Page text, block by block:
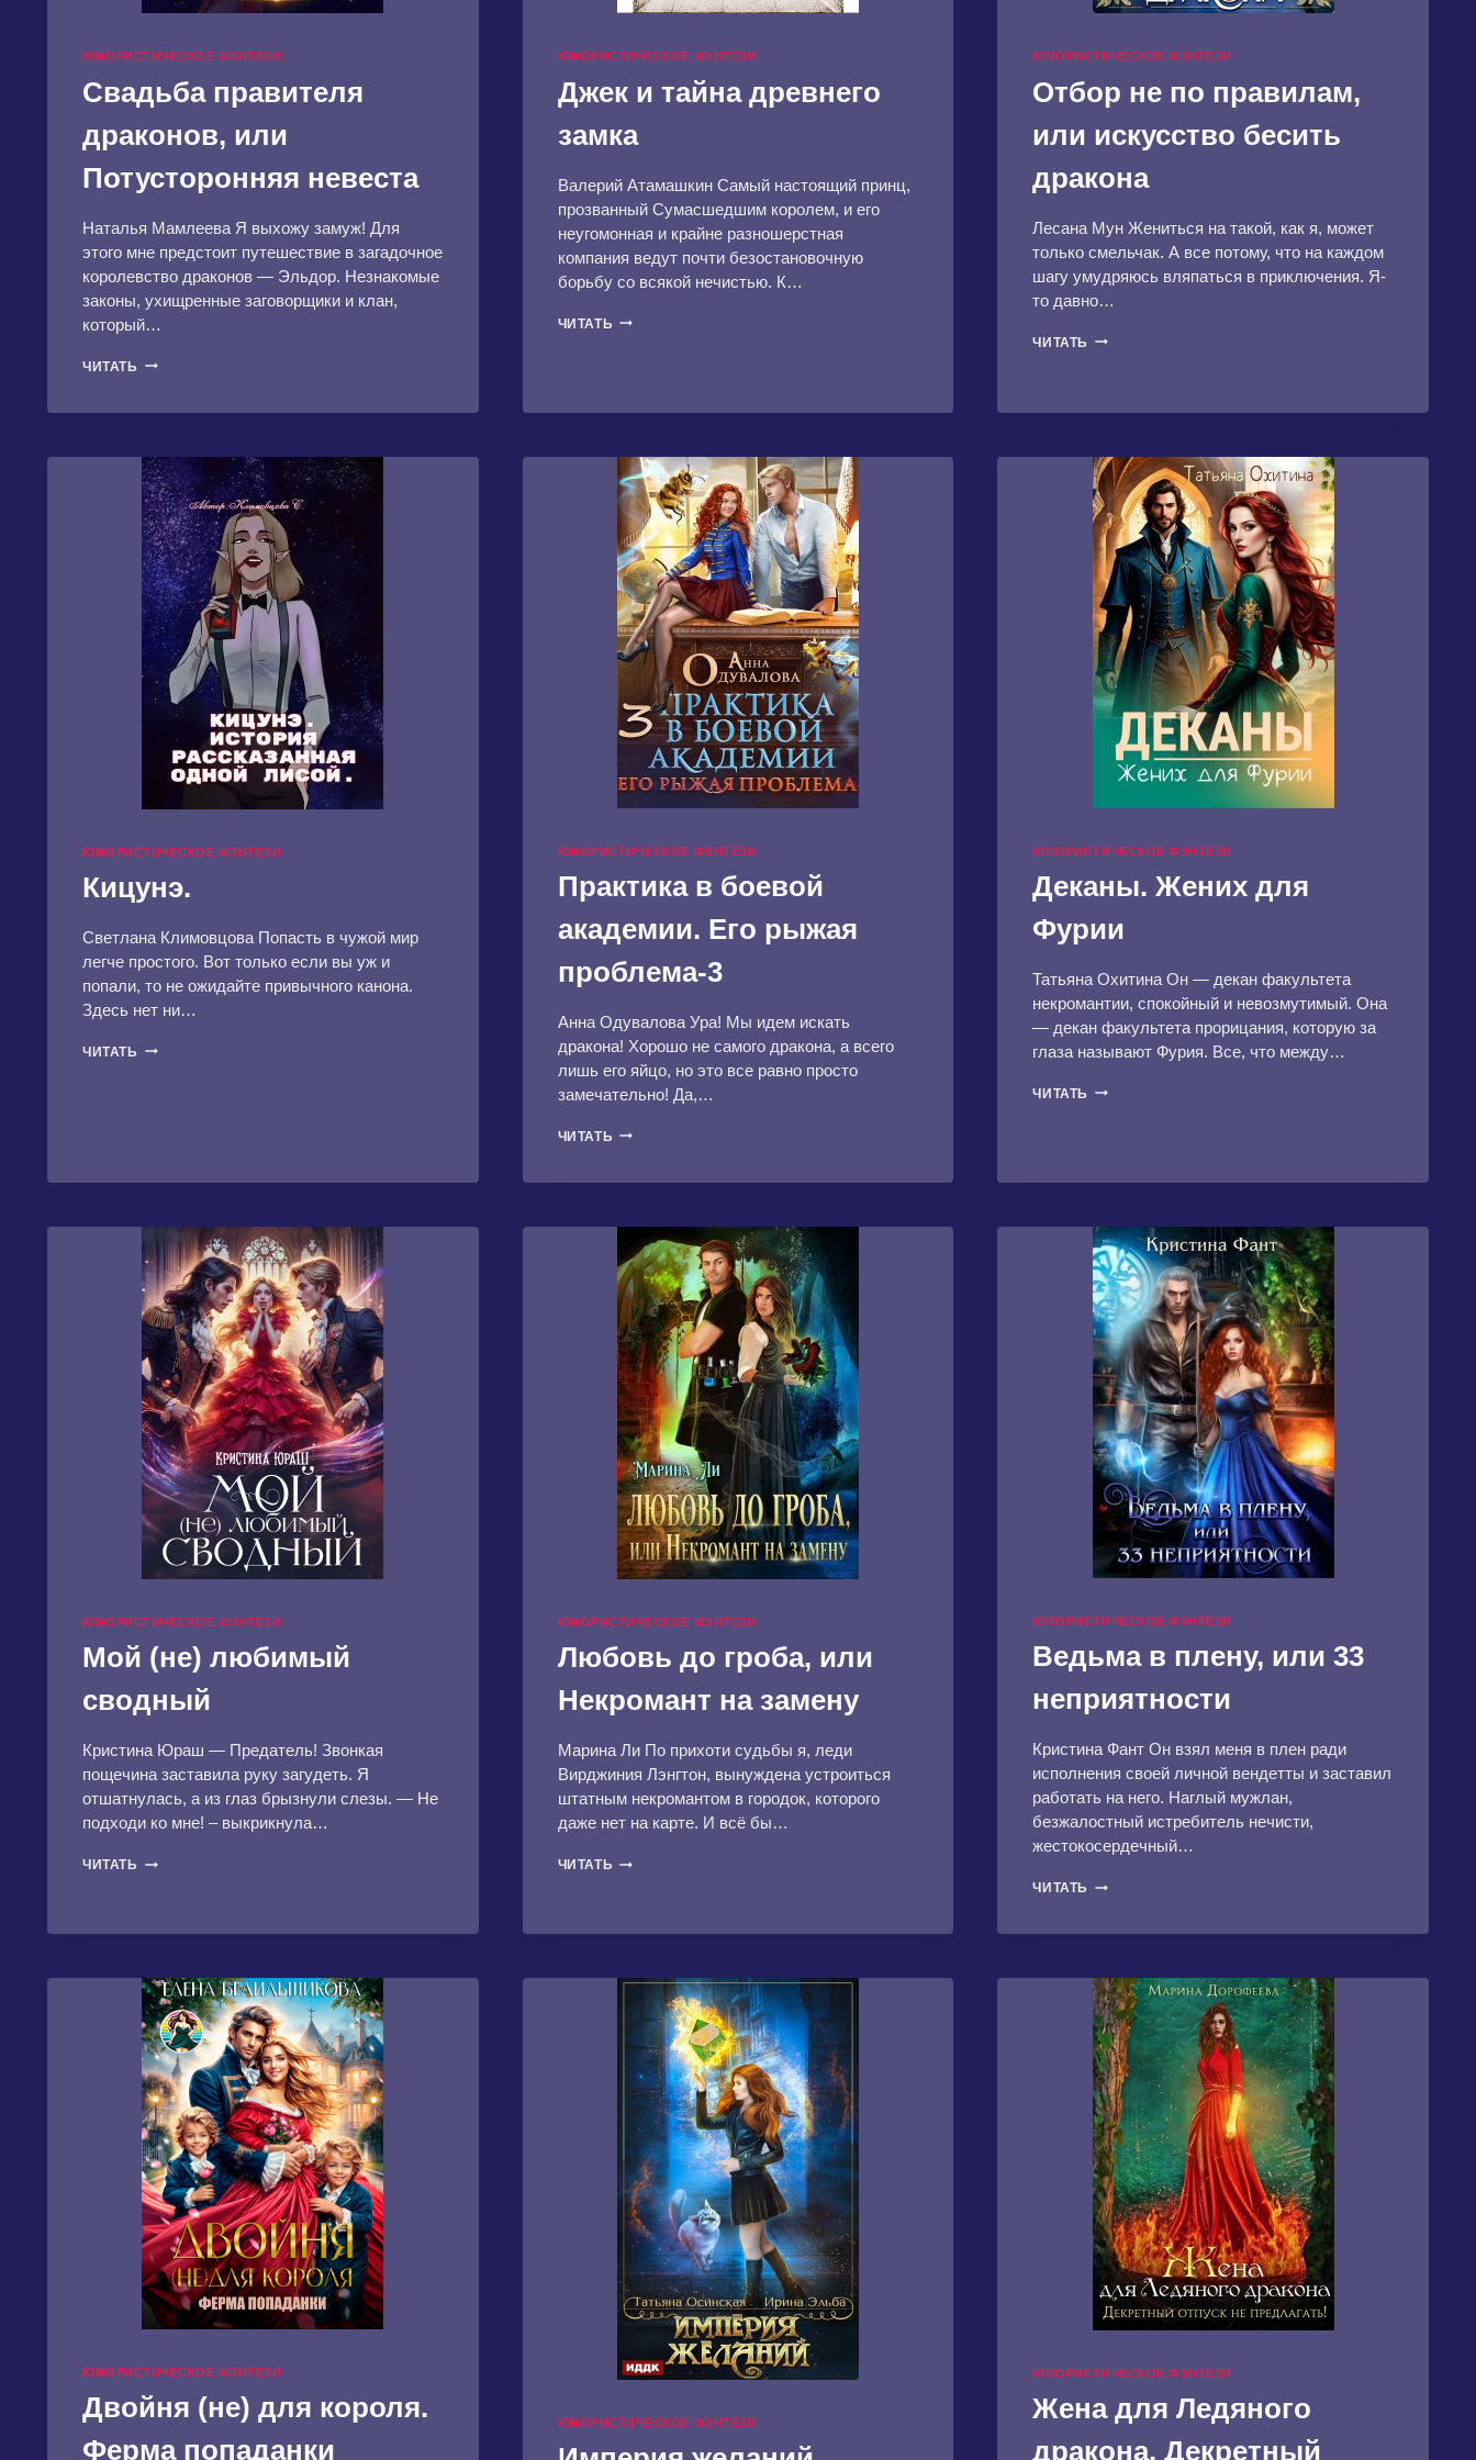
ЮМОРИСТИЧЕСКОЕ ФЭНТЕЗИ
Свадьба правителя
драконов, или
Потусторонняя невеста
Наталья Мамлеева Я выхожу замуж! Для
этого мне предстоит путешествие в загадочное
королевство драконов — Эльдор. Незнакомые
законы, ухищренные заговорщики и клан,
который…
ЧИТАТЬ СВАДЬБА
НЕВЕСТА
ЮМОРИСТИЧЕСКОЕ ФЭНТЕЗИ
Джек и тайна древнего
замка
Валерий Атамашкин Самый настоящий принц,
прозванный Сумасшедшим королем, и его
неугомонная и крайне разношерстная
компания ведут почти безостановочную
борьбу со всякой нечистью. К…
ЧИТАТЬ ДЖЕК
ЮМОРИСТИЧЕСКОЕ ФЭНТЕЗИ
Отбор не по правилам,
или искусство бесить
дракона
Лесана Мун Жениться на такой, как я, может
только смельчак. А все потому, что на каждом
шагу умудряюсь вляпаться в приключения. Я-
то давно…
ЧИТАТЬ ОТБОР
ИЛИ
БЕСИТЬ
ДРАКОНА
ЮМОРИСТИЧЕСКОЕ ФЭНТЕЗИ
Кицунэ.
Светлана Климовцова Попасть в чужой мир
легче простого. Вот только если вы уж и
попали, то не ожидайте привычного канона.
Здесь нет ни…
ЧИТАТЬ КИЦУНЭ.
ЮМОРИСТИЧЕСКОЕ ФЭНТЕЗИ
Практика в боевой
академии. Его рыжая
проблема-3
Анна Одувалова Ура! Мы идем искать
дракона! Хорошо не самого дракона, а всего
лишь его яйцо, но это все равно просто
замечательно! Да,…
ЧИТАТЬ ПРАКТИКА
РЫЖАЯ
ПРОБЛЕМА-3
ЮМОРИСТИЧЕСКОЕ ФЭНТЕЗИ
Деканы. Жених для
Фурии
Татьяна Охитина Он — декан факультета
некромантии, спокойный и невозмутимый. Она
— декан факультета прорицания, которую за
глаза называют Фурия. Все, что между…
ЧИТАТЬ ДЕКАНЫ.
ЮМОРИСТИЧЕСКОЕ ФЭНТЕЗИ
Мой (не) любимый
сводный
Кристина Юраш — Предатель! Звонкая
пощечина заставила руку загудеть. Я
отшатнулась, а из глаз брызнули слезы. — Не
подходи ко мне! – выкрикнула…
ЧИТАТЬ МОЙ
ЮМОРИСТИЧЕСКОЕ ФЭНТЕЗИ
Любовь до гроба, или
Некромант на замену
Марина Ли По прихоти судьбы я, леди
Вирджиния Лэнгтон, вынуждена устроиться
штатным некромантом в городок, которого
даже нет на карте. И всё бы…
ЧИТАТЬ ЛЮБОВЬ
ЗАМЕНУ
ЮМОРИСТИЧЕСКОЕ ФЭНТЕЗИ
Ведьма в плену, или 33
неприятности
Кристина Фант Он взял меня в плен ради
исполнения своей личной вендетты и заставил
работать на него. Наглый мужлан,
безжалостный истребитель нечисти,
жестокосердечный…
ЧИТАТЬ ВЕДЬМА
НЕПРИЯТНОСТИ
ЮМОРИСТИЧЕСКОЕ ФЭНТЕЗИ
Двойня (не) для короля.
Ферма попаданки
ЮМОРИСТИЧЕСКОЕ ФЭНТЕЗИ
ЮМОРИСТИЧЕСКОЕ ФЭНТЕЗИ
Жена для Ледяного
дракона. Декретный